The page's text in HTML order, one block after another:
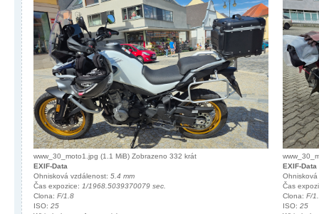
www_30_moto1.jpg (1.1 MiB) Zobrazeno 332 krát
EXIF-Data
Ohnisková vzdálenost: 5.4 mm
Čas expozice: 1/1968.5039370079 sec.
Clona: F/1.8
ISO: 25
EXIF-Data
Čas
Clona: F/
ISO: 25